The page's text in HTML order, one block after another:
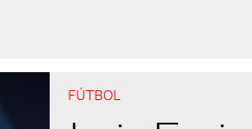
FÚTBOL